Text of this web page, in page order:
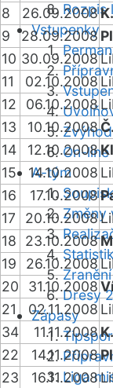
Rozpis
Vstupenky
On-line
A-tým
Změny
Dresy
Zápasy
Liga
8
26.09.2008
9
28.09.2008
10 30.09.2008
11
02.10.2008
12
06.10.2008
13
10.10.2008
14
12.10.2008
15
14.10.2008
16
17.10.2008
17
20.10.2008
18
23.10.2008
19
26.10.2008
20
31.10.2008
21
02.11.2008
34
11.11.2008
22
14.11.2008
23
16.11.2008